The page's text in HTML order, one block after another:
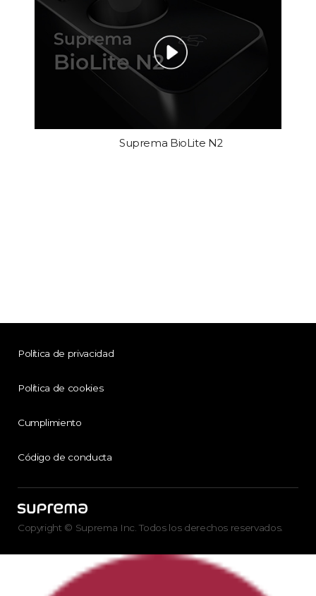
Suprema BioLite N2
Política de privacidad
Política de cookies
Cumplimiento
Código de conducta
Copyright © Suprema Inc. Todos los derechos reservados.